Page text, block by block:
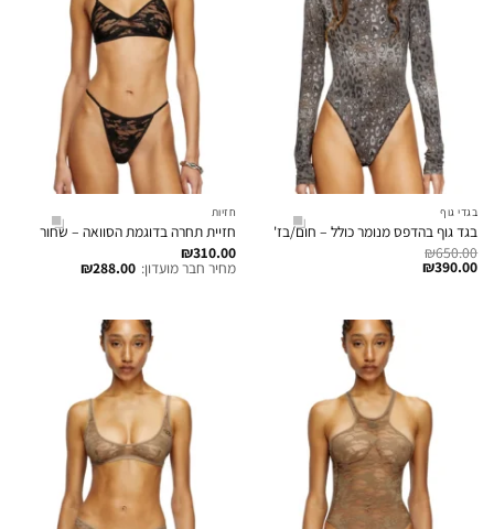
בגדי גוף
בגד גוף בהדפס מנומר כולל – חום/בז'
₪650.00
₪390.00
חזיות
חזיית תחרה בדוגמת הסוואה – שחור
₪310.00
מחיר חבר מועדון: ₪288.00